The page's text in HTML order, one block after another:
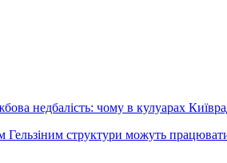
недбалість: чому в кулуарах
Гельзіним структури можуть